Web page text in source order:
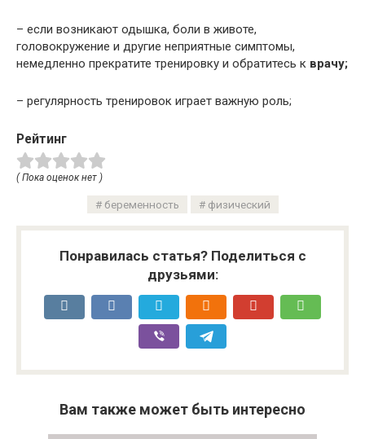
– если возникают одышка, боли в животе,
головокружение и другие неприятные симптомы,
немедленно прекратите тренировку и обратитесь к врачу;
– регулярность тренировок играет важную роль;
Рейтинг
( Пока оценок нет )
беременность физический
Понравилась статья? Поделиться с
друзьями:
Вам также может быть интересно